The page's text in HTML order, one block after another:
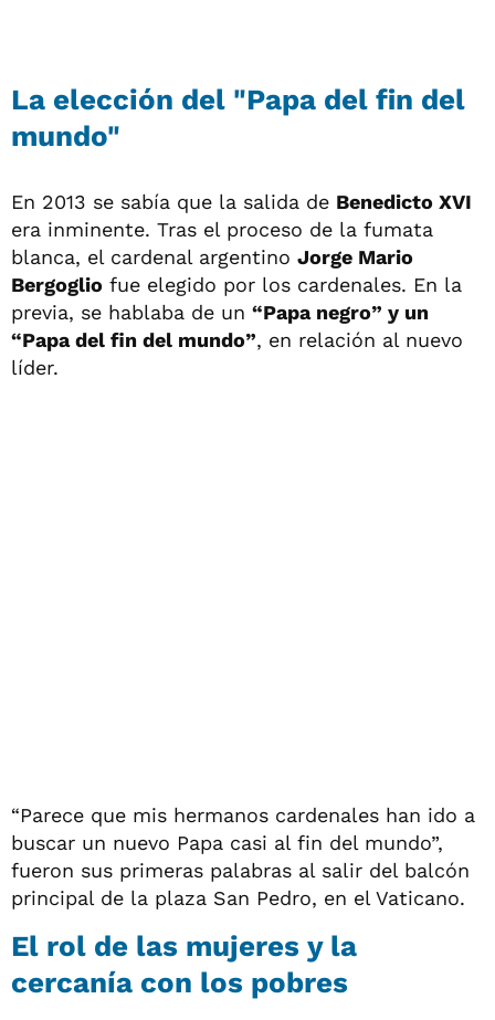
La elección del "Papa del fin del
mundo"
En 2013 se sabía que la salida de Benedicto XVI
era inminente. Tras el proceso de la fumata
blanca, el cardenal argentino Jorge Mario
Bergoglio fue elegido por los cardenales. En la
previa, se hablaba de un “Papa negro” y un
“Papa del fin del mundo”, en relación al nuevo
líder.
“Parece que mis hermanos cardenales han ido a
buscar un nuevo Papa casi al fin del mundo”,
fueron sus primeras palabras al salir del balcón
principal de la plaza San Pedro, en el Vaticano.
El rol de las mujeres y la
cercanía con los pobres